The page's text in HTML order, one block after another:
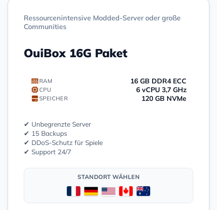
Ressourcenintensive Modded-Server oder große
Communities
OuiBox 16G Paket
RAM 16 GB DDR4 ECC
CPU 6 vCPU 3,7 GHz
SPEICHER 120 GB NVMe
✔ Unbegrenzte Server
✔ 15 Backups
✔ DDoS-Schutz für Spiele
✔ Support 24/7
STANDORT WÄHLEN